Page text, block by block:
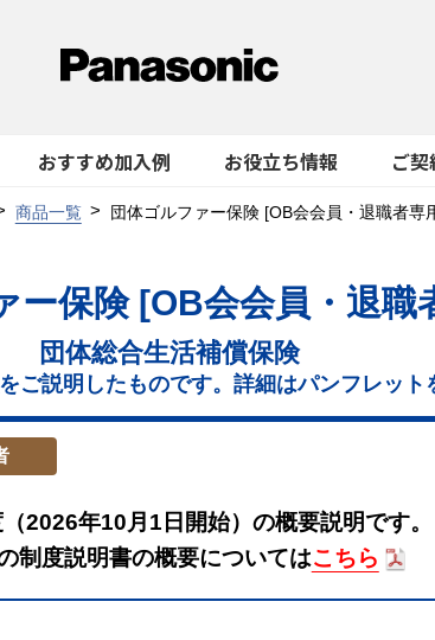
おすすめ加入例 お役立ち情報 ご
商品一覧 団体ゴルファー保険 [OB会会員・退職者専
ー保険 [OB会会員・退職
団体総合生活補償保険
ご説明したものです。詳細はパンフレット
2026年10月1日開始）の概要説明です。
制度説明書の概要についてはこちら